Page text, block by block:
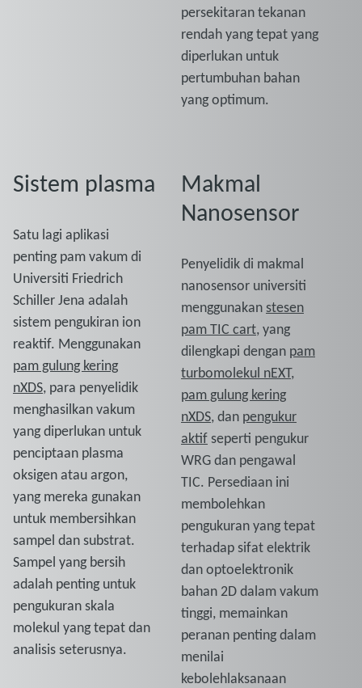
persekitaran tekanan
rendah yang tepat yang
diperlukan untuk
pertumbuhan bahan
yang optimum.
Sistem plasma
Satu lagi aplikasi
penting pam vakum di
Universiti Friedrich
Schiller Jena adalah
sistem pengukiran ion
reaktif. Menggunakan
pam gulung kering
nXDS, para penyelidik
menghasilkan vakum
yang diperlukan untuk
penciptaan plasma
oksigen atau argon,
yang mereka gunakan
untuk membersihkan
sampel dan substrat.
Sampel yang bersih
adalah penting untuk
pengukuran skala
molekul yang tepat dan
analisis seterusnya.
Makmal
Nanosensor
Penyelidik di makmal
nanosensor universiti
menggunakan stesen
pam TIC cart, yang
dilengkapi dengan pam
turbomolekul nEXT,
pam gulung kering
nXDS, dan pengukur
aktifseperti pengukur
WRG dan pengawal
TIC. Persediaan ini
membolehkan
pengukuran yang tepat
terhadap sifat elektrik
dan optoelektronik
bahan 2D dalam vakum
tinggi, memainkan
peranan penting dalam
menilai
kebolehlaksanaan